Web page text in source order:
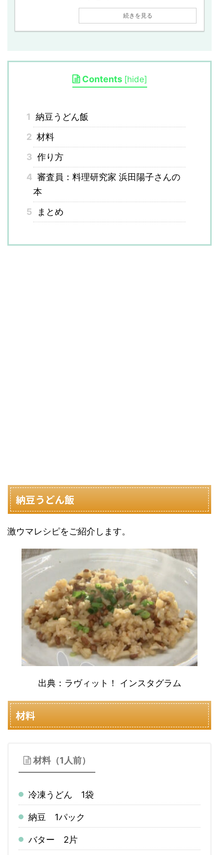
続きを見る
Contents [hide]
1 納豆うどん飯
2 材料
3 作り方
4 審査員：料理研究家 浜田陽子さんの
本
5
まとめ
納豆うどん飯
激ウマレシピをご紹介します。
出典：ラヴィット！ インスタグラム
材料
材料（1人前）
冷凍うどん 1袋
納豆 1パック
バター 2片